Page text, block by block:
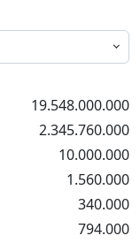
19.548.000.000
2.345.760.000
10.000.000
1.560.000
340.000
794.000